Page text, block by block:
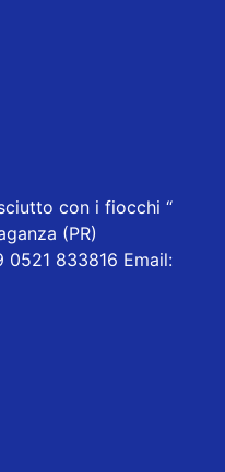
con i fiocchi “
(PR)
0521 833816 Email: